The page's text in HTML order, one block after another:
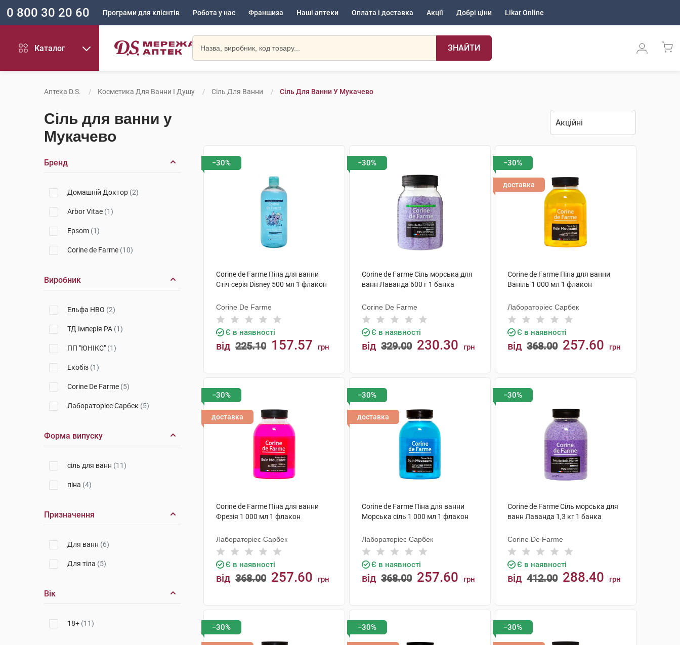
0 800 30 20 60 Програми для клієнтів Робота у нас Франшиза Наші аптеки Оплата і доставка Акції Добрі ціни Likar Online
Каталог ЗНАЙТИ
Аптека D.S. Косметика Для Ванни І Душу Сіль Для Ванни Сіль Для Ванни У Мукачево
Сіль для ванни у
Мукачево
Бренд
Домашній Доктор (2)
Arbor Vitae (1)
Epsom (1)
Corine de Farme (10)
Виробник
Ельфа НВО (2)
ТД Імперія РА (1)
ПП "ЮНІКС" (1)
Екобіз (1)
Corine De Farme (5)
Лабораторіес Сарбек (5)
Форма випуску
сіль для ванн (11)
піна (4)
Призначення
Для ванн (6)
Для тіла (5)
Вік
18+ (11)
−30%
Corine de Farme Піна для ванни
Стіч серія Disney 500 мл 1 флакон
Corine De Farme
Є в наявності
від 225.10 157.57 грн
−30%
Corine de Farme Сіль морська для
ванн Лаванда 600 г 1 банка
Corine De Farme
Є в наявності
від 329.00 230.30 грн
−30%
доставка
Corine de Farme Піна для ванни
Ваніль 1 000 мл 1 флакон
Лабораторіес Сарбек
Є в наявності
від 368.00 257.60 грн
−30%
доставка
Corine de Farme Піна для ванни
Фрезія 1 000 мл 1 флакон
Лабораторіес Сарбек
Є в наявності
від 368.00 257.60 грн
−30%
доставка
Corine de Farme Піна для ванни
Морська сіль 1 000 мл 1 флакон
Лабораторіес Сарбек
Є в наявності
від 368.00 257.60 грн
−30%
Corine de Farme Сіль морська для
ванн Лаванда 1,3 кг 1 банка
Corine De Farme
Є в наявності
від 412.00 288.40 грн
−30% −30% −30%